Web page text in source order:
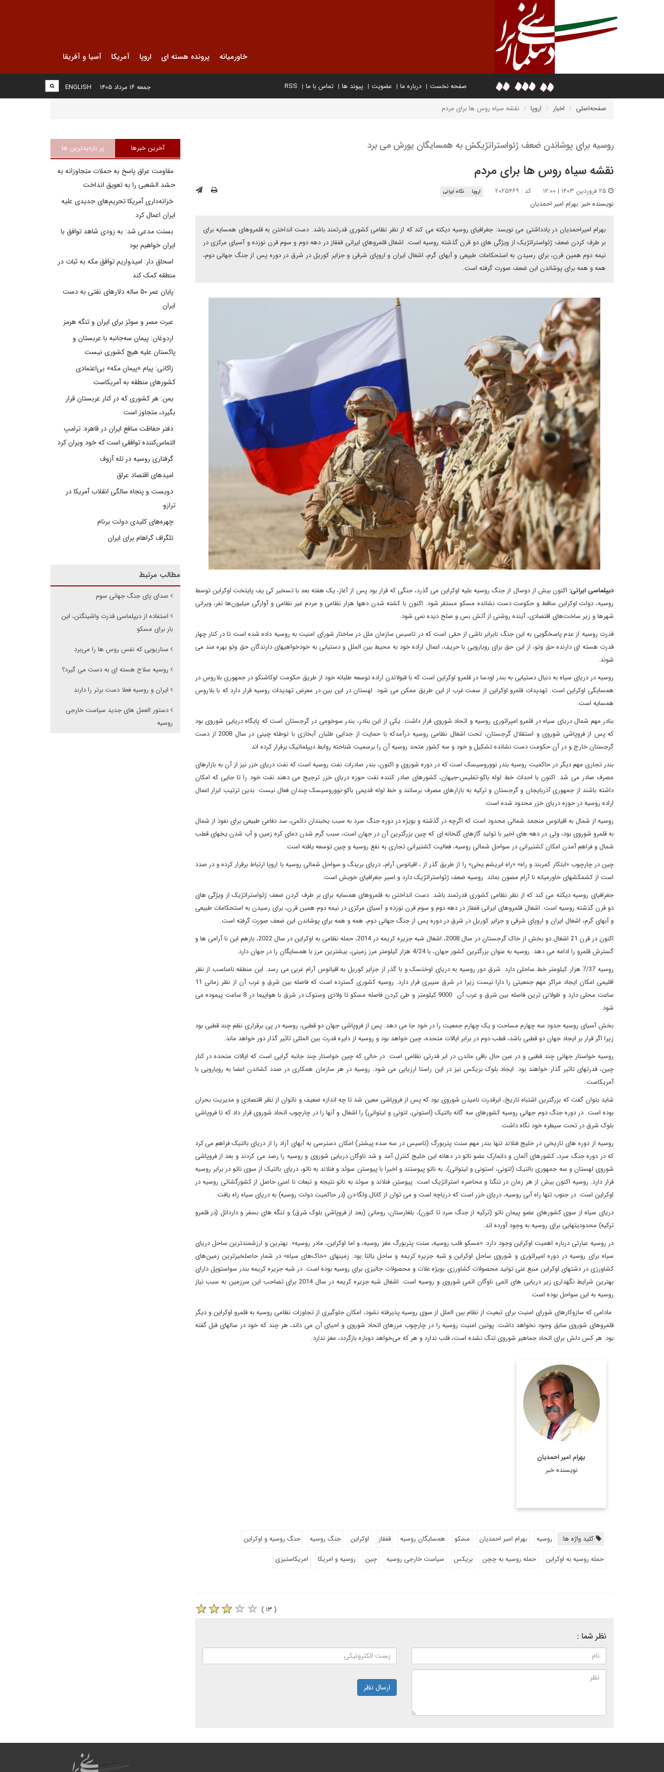
خاورمیانه پرونده هسته ای اروپا آمریکا آسیا و آفریقا
صفحه نخست درباره ما عضویت پیوند ها تماس با ما RSS
ENGLISH جمعه ۱۶ مرداد ۱۴۰۵
صفحه‌اصلی اخبار اروپا نقشه سیاه روس ها برای مردم
روسیه برای پوشاندن ضعف ژئواستراتژیکش به همسایگان یورش می برد
نقشه سیاه روس ها برای مردم
کد : ۲۰۲۵۴۶۹ اروپا نگاه ایرانی
نویسنده خبر: بهرام امیر احمدیان
بهرام امیراحمدیان در یادداشتی می نویسد: جغرافیای روسیه دیکته می کند که از نظر نظامی کشوری قدرتمند باشد. دست انداختن به قلمروهای همسایه برای
بر طرف کردن ضعف ژئواستراتژیک از ویژگی های دو قرن گذشته روسیه است. اشغال قلمروهای ایرانی قفقاز در دهه دوم و سوم قرن نوزده و آسیای مرکزی در
نیمه دوم همین قرن، برای رسیدن به استحکامات طبیعی و آبهای گرم، اشغال ایران و اروپای شرقی و جزایر کوریل در شرق در دوره پس از جنگ جهانی دوم،
همه و همه برای پوشاندن این ضعف صورت گرفته است.
دیپلماسی ایرانی: اکنون بیش از دوسال از جنگ روسیه علیه اوکراین می گذرد، جنگی که قرار بود پس از آغاز، یک هفته بعد با تسخیر کی یف پایتخت اوکراین توسط
روسیه، دولت اوکراین ساقط و حکومت دست نشانده مسکو مستقر شود. اکنون با کشته شدن دهها هزار نظامی و مردم غیر نظامی و آوارگی میلیون‌ها نفر، ویرانی
شهرها و زیر ساخت‌های اقتصادی، آینده روشنی از آتش بس و صلح دیده نمی شود.
قدرت روسیه از عدم پاسخگویی به این جنگ نابرابر ناشی از حقی است که در تاسیس سازمان ملل در ساختار شورای امنیت به روسیه داده شده است تا در کنار چهار
قدرت هسته ای دارنده حق وتو، از این حق برای رویارویی با حریف، اعمال اراده خود به محیط بین الملل و دستیابی به خودخواهیهای دارندگان حق وتو بهره مند می
شوند.
روسیه در دریای سیاه به دنبال دستیابی به بندر اودسا در قلمرو اوکراین است که با قبولاندن اراده توسعه طلبانه خود از طریق حکومت لوکاشنکو در جمهوری بلاروس در
همسایگی اوکراین است. تهدیدات قلمرو اوکراین از سمت غرب از این طریق ممکن می شود. لهستان در این بین در معرض تهدیدات روسیه قرار دارد که با بلاروس
همسایه است.
بنادر مهم شمال دریای سیاه در قلمرو امپراتوری روسیه و اتحاد شوروی قرار داشت. یکی از این بنادر، بندر سوخومی در گرجستان است که پایگاه دریایی شوروی بود
که پس از فروپاشی شوروی و استقلال گرجستان، تحت اشغال نظامی روسیه درآمدکه با حمایت از جدایی طلبان آبخازی با توطئه چینی در سال 2008 از دست
گرجستان خارج و در آن حکومت دست نشانده تشکیل و خود و سه کشور متحد روسیه آن را برسمیت شناخته روابط دیپلماتیک برقرار کرده اند.
بندر تجاری مهم دیگر در حاکمیت روسیه بندر نووروسیسک است که در دوره شوروی و اکنون، بندر صادرات نفت روسیه است که نفت دریای خزر نیز از آن به بازارهای
مصرف صادر می شد. اکنون با احداث خط لوله باکو-تفلیس-جیهان، کشورهای صادر کننده نفت حوزه دریای خزر ترجیح می دهند نفت خود را تا جایی که امکان
داشته باشند از جمهوری آذربایجان و گرجستان و ترکیه به بازارهای مصرف برسانند و خط لوله قدیمی باکو-نووروسیسک چندان فعال نیست. بدین ترتیب ابزار اعمال
اراده روسیه در حوزه دریای خزر محدود شده است.
روسیه از شمال به اقیانوس منجمد شمالی محدود است که اگرچه در گذشته و بویژه در دوره جنگ سرد به سبب یخبندان دائمی، سد دفاعی طبیعی برای نفوذ از شمال
به قلمرو شوروی بود، ولی در دهه های اخیر با تولید گازهای گلخانه ای که چین بزرگترین آن در جهان است، سبب گرم شدن دمای کره زمین و آب شدن یخهای قطب
شمال و فراهم آمدن امکان کشتیرانی در سواحل شمالی روسیه، فعالیت کشتیرانی تجاری به نفع روسیه و چین توسعه یافته است.
چین در چارچوب «ابتکار کمربند و راه» «راه ابریشم یخی» را از طریق گذر از ، اقیانوس آرام، دریای برینگ و سواحل شمالی روسیه با اروپا ارتباط برقرار کرده و در صدد
است از کشمکشهای خاورمیانه نا آرام مصون بماند. روسیه ضعف ژئواستراتژیک دارد و اسیر جغرافیای خویش است.
جغرافیای روسیه دیکته می کند که از نظر نظامی کشوری قدرتمند باشد. دست انداختن به قلمروهای همسایه برای بر طرف کردن ضعف ژئواستراتژیک از ویژگی های
دو قرن گذشته روسیه است. اشغال قلمروهای ایرانی قفقاز در دهه دوم و سوم قرن نوزده و آسیای مرکزی در نیمه دوم همین قرن، برای رسیدن به استحکامات طبیعی
و آبهای گرم، اشغال ایران و اروپای شرقی و جزایر کوریل در شرق در دوره پس از جنگ جهانی دوم، همه و همه برای پوشاندن این ضعف صورت گرفته است.
اکنون در قرن 21 اشغال دو بخش از خاک گرجستان در سال 2008، اشغال شبه جزیره کریمه در 2014، حمله نظامی به اوکراین در سال 2022، بازهم این نا آرامی ها و
گسترش قلمرو را ادامه می دهد. روسیه به عنوان بزرگترین کشور جهان، با 4/24 هزار کیلومتر مرز زمینی، بیشترین مرز با همسایگان را در جهان دارد.
روسیه 7/37 هزار کیلومتر خط ساحلی دارد. شرق دور روسیه به دریای اوختسک و با گذر از جزایر کوریل به اقیانوس آرام غربی می رسد. این منطقه نامناسب از نظر
اقلیمی امکان ایجاد مراکز مهم جمعیتی را دارا نیست زیرا در شرق سیبری قرار دارد. روسیه کشوری گسترده است که فاصله بین شرق و غرب آن از نظر زمانی 11
ساعت محلی دارد و طولانی ترین فاصله بین شرق و غرب آن 9000 کیلومتر و طی کردن فاصله مسکو تا ولادی وستوک در شرق با هواپیما در 8 ساعت پیموده می
شود.
بخش آسیای روسیه حدود سه چهارم مساحت و یک چهارم جمعیت را در خود جا می دهد. پس از فروپاشی جهان دو قطبی، روسیه در پی برقراری نظم چند قطبی بود
زیرا اگر قرار بر ایجاد جهان دو قطبی باشد، قطب دوم در برابر ایالات متحده، چین خواهد بود و روسیه از دایره قدرت بین المللی تاثیر گذار دور خواهد ماند.
روسیه خواستار جهانی چند قطبی و در عین حال باقی ماندن در ابر قدرتی نظامی است. در حالی که چین خواستار چند جانبه گرایی است که ایالات متحده در کنار
چین، قدرتهای تاثیر گذار خواهند بود. ایجاد بلوک بریکس نیز در این راستا ارزیابی می شود. روسیه در هر سازمان همکاری در صدد کشاندن اعضا به رویارویی با
آمریکاست.
شاید بتوان گفت که بزرگترین اشتباه تاریخ، ابرقدرت نامیدن شوروی بود که پس از فروپاشی معین شد تا چه اندازه ضعیف و ناتوان از نظر اقتصادی و مدیریت بحران
بوده است. در دوره جنگ دوم جهانی روسیه کشورهای سه گانه بالتیک (استونی، لتونی و لیتوانی) را اشغال و آنها را در چارچوب اتحاد شوروی قرار داد که تا فروپاشی
بلوک شرق در تحت سیطره خود نگاه داشت.
روسیه از دوره های تاریخی در خلیج فنلاند تنها بندر مهم سنت پتربورگ (تاسیس در سه سده پیشتر) امکان دسترسی به آبهای آزاد را از دریای بالتیک فراهم می کرد
که در دوره جنگ سرد، کشورهای آلمان و دانمارک عضو ناتو در دهانه این خلیج کنترل آمد و شد ناوگان دریایی شوروی و روسیه را رصد می کردند و بعد از فروپاشی
شوروی لهستان و سه جمهوری بالتیک (لتونی، استونی و لیتوانی)، به ناتو پیوستند و اخیرا با پیوستن سوئد و فنلاند به ناتو، دریای بالتیک از سوی ناتو در برابر روسیه
قرار دارد. روسیه اکنون بیش از هر زمان در تنگنا و محاصره استراتژیک است. پیوستن فنلاند و سوئد به ناتو نتیجه و تبعات نا امنی حاصل از کشورگشائی روسیه در
اوکراین است. در جنوب تنها راه آبی روسیه، دریای خزر است که دریاچه است و می توان از کانال ولگا-دن (در حاکمیت دولت روسیه) به دریای سیاه راه یافت.
دریای سیاه از سوی کشورهای عضو پیمان ناتو (ترکیه از جنگ سرد تا کنون)، بلغارستان، رومانی (بعد از فروپاشی بلوک شرق) و تنگه های بسفر و داردانل (در قلمرو
ترکیه) محدودیتهایی برای روسیه به وجود آورده اند.
در روسیه عبارتی درباره اهمیت اوکراین وجود دارد: «مسکو قلب روسیه، سنت پتربورگ مغز روسیه، و اما اوکراین، مادر روسیه». بهترین و ارزشمندترین ساحل دریای
سیاه برای روسیه در دوره امپراتوری و شوروی ساحل اوکراین و شبه جزیره کریمه و ساحل یالتا بود. زمینهای «خاک‌های سیاه» در شمار حاصلخیزترین زمین‌های
کشاورزی در دشتهای اوکراین منبع غنی تولید محصولات کشاورزی بویژه غلات و محصولات جالیزی برای روسیه بوده است. در شبه جزیره کریمه بندر سواستوپل دارای
بهترین شرایط نگهداری زیر دریایی های اتمی ناوگان اتمی شوروی و روسیه است. اشغال شبه جزیره کریمه در سال 2014 برای تصاحب این سرزمین به سبب نیاز
روسیه به این سواحل بوده است.
مادامی که سازوکارهای شورای امنیت برای تبعیت از نظام بین الملل از سوی روسیه پذیرفته نشود، امکان جلوگیری از تجاوزات نظامی روسیه به قلمرو اوکراین و دیگر
قلمروهای شوروی سابق وجود نخواهد داشت. پوتین امنیت روسیه را در چارچوب مرزهای اتحاد شوروی و احیای آن می داند، هر چند که خود در سالهای قبل گفته
بود: هر کس دلش برای اتحاد جماهیر شوروی تنگ نشده است، قلب ندارد و هر که می‌خواهد دوباره بازگردد، مغز ندارد.
بهرام امیر احمدیان
نویسنده خبر
استادیار جغرافیای سیاسی،
دانشکده مطالعات جهان
دانشگاه تهران
اطلاعات بیشتر
کلید واژه ها: روسیه بهرام امیر احمدیان مسکو همسایگان روسیه قفقاز اوکراین جنگ روسیه
جنگ روسیه و اوکراین
حمله روسیه به اوکراین
حمله روسیه به چچن بریکس سیاست خارجی روسیه چین روسیه و امریکا امریکاستیزی
( ۱۳ )
نظر شما :
ارسال نظر
آخرین خبرها پر بازدیدترین ها
مقاومت عراق پاسخ به حملات متجاوزانه به
حشد الشعبی را به تعویق انداخت
خزانه‌داری آمریکا تحریم‌های جدیدی علیه
ایران اعمال کرد
بسنت مدعی شد: به زودی شاهد توافق با
ایران خواهیم بود
اسحاق دار: امیدواریم توافق مکه به ثبات در
منطقه کمک کند
پایان عمر ۵۰ ساله دلارهای نفتی به دست
ایران
عبرت مصر و سوئز برای ایران و تنگه هرمز
اردوغان: پیمان سه‌جانبه با عربستان و
پاکستان علیه هیچ کشوری نیست
زاکانی: پیام «پیمان مکه» بی‌اعتمادی
کشورهای منطقه به آمریکاست
یمن: هر کشوری که در کنار عربستان قرار
بگیرد، متجاوز است
دفتر حفاظت منافع ایران در قاهره: ترامپ
التماس‌کننده توافقی است که خود ویران کرد
گرفتاری روسیه در تله آزوف
امیدهای اقتصاد عراق
دویست و پنجاه سالگی انقلاب آمریکا در
ترازو
چهره‌های کلیدی دولت برنام
تلگراف گراهام برای ایران
مطالب مرتبط
صدای پای جنگ جهانی سوم
استفاده از دیپلماسی قدرت واشینگتن، این
بار برای مسکو
سناریویی که نفس روس ها را می‌برد
روسیه سلاح هسته ای به دست می گیرد؟
ایران و روسیه فعلا دست برتر را دارند
دستور العمل های جدید سیاست خارجی
روسیه